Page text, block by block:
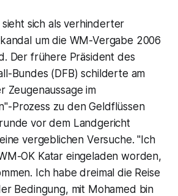
sich als verhinderter
um die WM-Vergabe 2006
Der frühere Präsident des
Bundes (DFB) schilderte am
Zeugenaussage im
Prozess zu den Geldflüssen
vor dem Landgericht
vergeblichen Versuche. "Ich
OK Katar eingeladen worden,
Ich habe dreimal die Reise
Bedingung, mit Mohamed bin